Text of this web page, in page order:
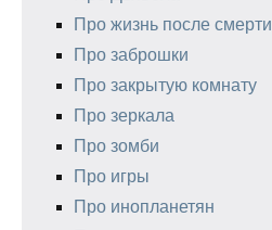
Про жизнь после смерти
Про заброшки
Про закрытую комнату
Про зеркала
Про зомби
Про игры
Про инопланетян